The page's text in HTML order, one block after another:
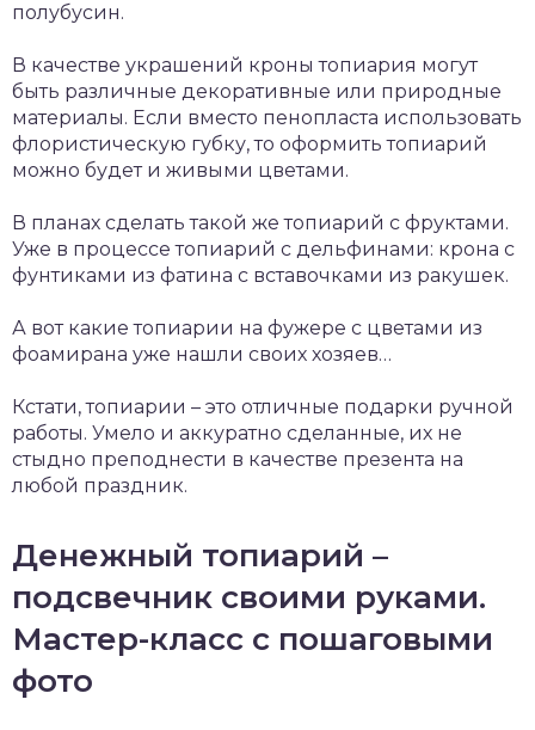
полубусин.
В качестве украшений кроны топиария могут
быть различные декоративные или природные
материалы. Если вместо пенопласта использовать
флористическую губку, то оформить топиарий
можно будет и живыми цветами.
В планах сделать такой же топиарий с фруктами.
Уже в процессе топиарий с дельфинами: крона с
фунтиками из фатина с вставочками из ракушек.
А вот какие топиарии на фужере с цветами из
фоамирана уже нашли своих хозяев…
Кстати, топиарии – это отличные подарки ручной
работы. Умело и аккуратно сделанные, их не
стыдно преподнести в качестве презента на
любой праздник.
Денежный топиарий –
подсвечник своими руками.
Мастер-класс с пошаговыми
фото